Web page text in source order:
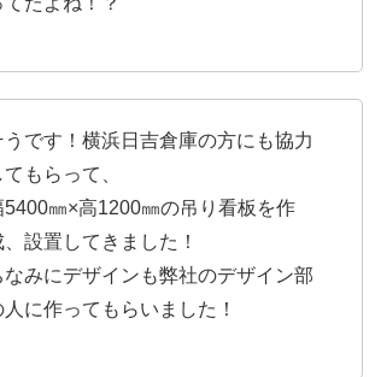
うです！横浜日吉倉庫の方にも協力
てもらって、
5400㎜×高1200㎜の吊り看板を作
、設置してきました！
なみにデザインも弊社のデザイン部
人に作ってもらいました！